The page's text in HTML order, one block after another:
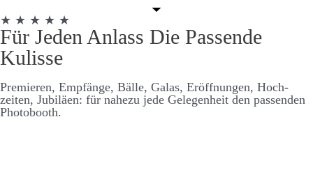
★ ★ ★ ★ ★
Für Jeden Anlass Die Passende
Kulisse
Premieren, Empfänge, Bälle, Galas, Er­öffnungen, Hoch­
zeiten, Jubiläen: für nahezu jede Ge­legen­heit den passenden
Photo­booth.